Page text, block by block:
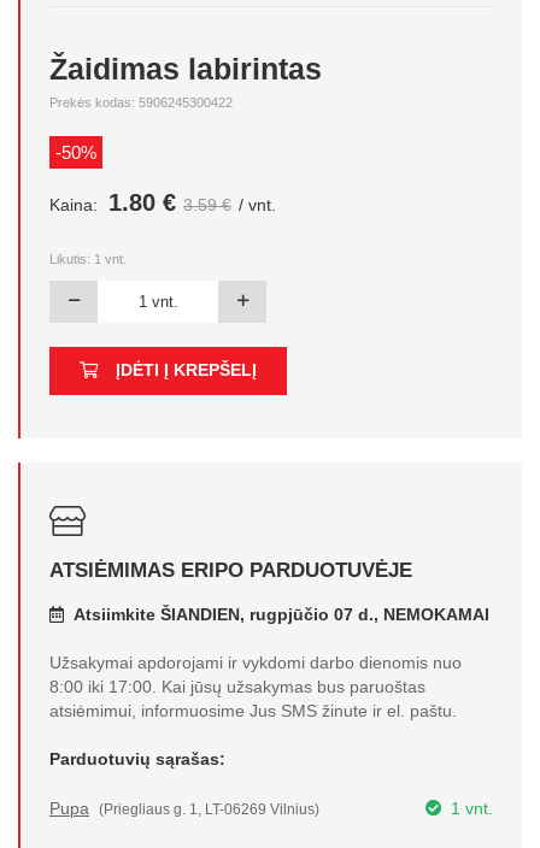
Žaidimas labirintas
Prekės kodas: 5906245300422
-50%
Kaina: 1.80 € 3.59 € / vnt.
Likutis: 1 vnt.
ĮDĖTI Į KREPŠELĮ
ATSIĖMIMAS ERIPO PARDUOTUVĖJE
Atsiimkite ŠIANDIEN, rugpjūčio 07 d., NEMOKAMAI
Užsakymai apdorojami ir vykdomi darbo dienomis nuo
8:00 iki 17:00. Kai jūsų užsakymas bus paruoštas
atsiėmimui, informuosime Jus SMS žinute ir el. paštu.
Parduotuvių sąrašas:
Pupa (Priegliaus g. 1, LT-06269 Vilnius) 1 vnt.